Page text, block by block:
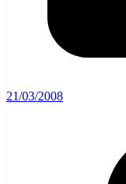
21/03/2008